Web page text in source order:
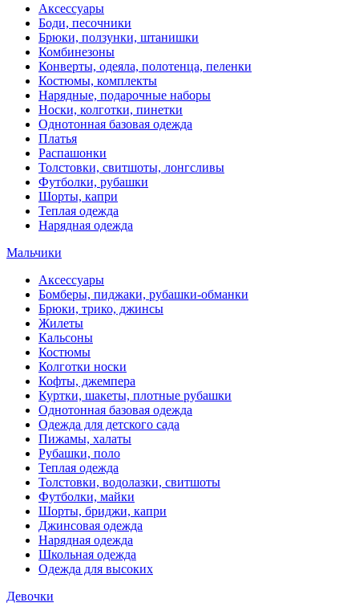
Аксессуары
Боди, песочники
Брюки, ползунки, штанишки
Комбинезоны
Конверты, одеяла, полотенца, пеленки
Костюмы, комплекты
Нарядные, подарочные наборы
Носки, колготки, пинетки
Однотонная базовая одежда
Платья
Распашонки
Толстовки, свитшоты, лонгсливы
Футболки, рубашки
Шорты, капри
Теплая одежда
Нарядная одежда
Мальчики
Аксессуары
Бомберы, пиджаки, рубашки-обманки
Брюки, трико, джинсы
Жилеты
Кальсоны
Костюмы
Колготки носки
Кофты, джемпера
Куртки, шакеты, плотные рубашки
Однотонная базовая одежда
Одежда для детского сада
Пижамы, халаты
Рубашки, поло
Теплая одежда
Толстовки, водолазки, свитшоты
Футболки, майки
Шорты, бриджи, капри
Джинсовая одежда
Нарядная одежда
Школьная одежда
Одежда для высоких
Девочки